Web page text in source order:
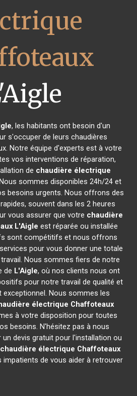
, les habitants ont besoin d'un
s'occuper de leurs chaudières
Notre équipe d'experts est à votre
vos interventions de réparation,
de chaudière électrique
sommes disponibles 24h/24 et
besoins urgents. Nous offrons des
souvent dans les 2 heures
vous assurer que votre chaudière
L'Aigle est réparée ou installée
sont compétitifs et nous offrons
pour vous donner une totale
Nous sommes fiers de notre
de L'Aigle, où nos clients nous ont
pour notre travail de qualité et
exceptionnel. Nous sommes les
électrique Chaffoteaux
à votre disposition pour toutes
besoins. N'hésitez pas à nous
devis gratuit pour l'installation ou
chaudière électrique Chaffoteaux
impatients de vous aider à retrouver